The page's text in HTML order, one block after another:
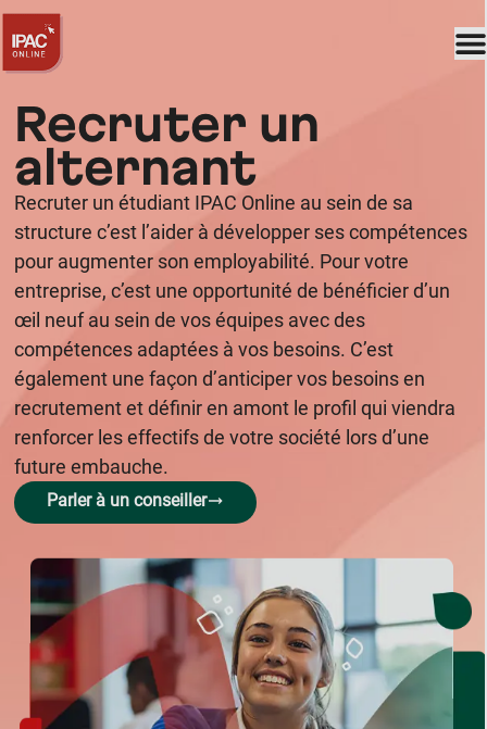
Recruter un
alternant
Recruter un étudiant IPAC Online au sein de sa
structure c’est l’aider à développer ses compétences
pour augmenter son employabilité. Pour votre
entreprise, c’est une opportunité de bénéficier d’un
œil neuf au sein de vos équipes avec des
compétences adaptées à vos besoins. C’est
également une façon d’anticiper vos besoins en
recrutement et définir en amont le profil qui viendra
renforcer les effectifs de votre société lors d’une
future embauche.
Parler à un conseiller